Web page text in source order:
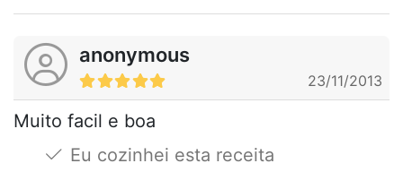
anonymous
23/11/2013
Muito facil e boa
Eu cozinhei esta receita